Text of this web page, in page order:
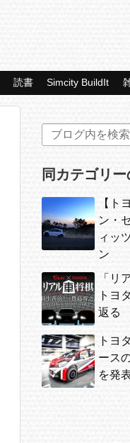
読書 Simcity BuildIt
同カテゴリ
【ト
ン・
ィッ
ン
「リ
トヨ
返る
トヨ
ース
を発